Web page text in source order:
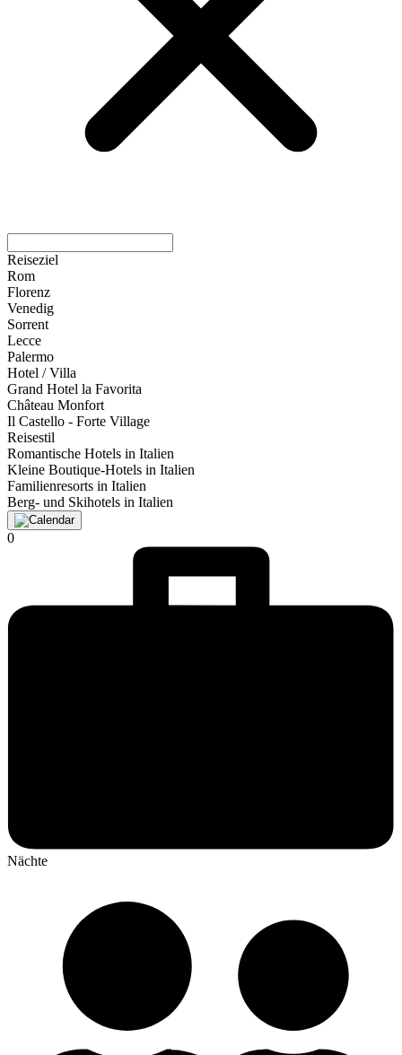
Reiseziel
Rom
Florenz
Venedig
Sorrent
Lecce
Palermo
Hotel / Villa
Grand Hotel la Favorita
Château Monfort
Il Castello - Forte Village
Reisestil
Romantische Hotels in Italien
Kleine Boutique-Hotels in Italien
Familienresorts in Italien
Berg- und Skihotels in Italien
0
Nächte